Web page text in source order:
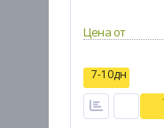
Цена от
7-10дн